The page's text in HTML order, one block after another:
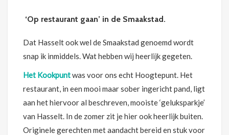
‘Op restaurant gaan’ in de Smaakstad.
Dat Hasselt ook wel de Smaakstad genoemd wordt
snap ik inmiddels. Wat hebben wij heerlijk gegeten.
Het Kookpuntwas voor ons echt Hoogtepunt. Het
restaurant, in een mooi maar sober ingericht pand, ligt
aan het hiervoor al beschreven, mooiste ‘geluksparkje’
van Hasselt. In de zomer zit je hier ook heerlijk buiten.
Originele gerechten met aandacht bereid en stuk voor